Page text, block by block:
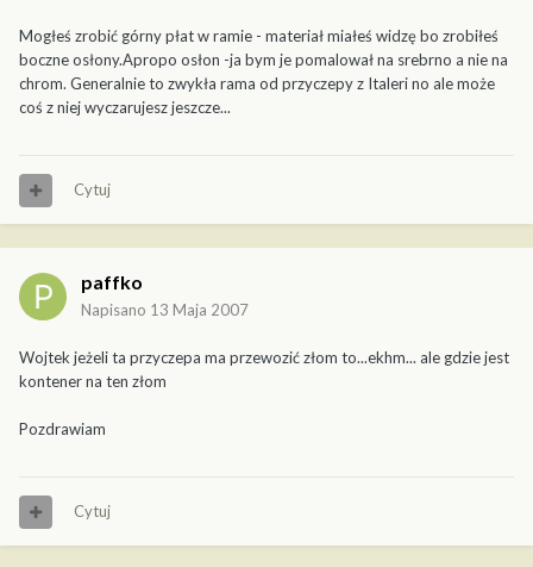
Mogłeś zrobić górny płat w ramie - materiał miałeś widzę bo zrobiłeś
boczne osłony.Apropo osłon -ja bym je pomalował na srebrno a nie na
chrom. Generalnie to zwykła rama od przyczepy z Italeri no ale może
coś z niej wyczarujesz jeszcze...
Cytuj
paffko
Napisano 13 Maja 2007
Wojtek jeżeli ta przyczepa ma przewozić złom to...ekhm... ale gdzie jest
kontener na ten złom
Pozdrawiam
Cytuj